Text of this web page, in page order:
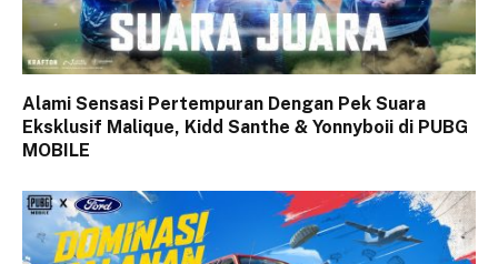
Alami Sensasi Pertempuran Dengan Pek Suara
Eksklusif Malique, Kidd Santhe & Yonnyboii di PUBG
MOBILE